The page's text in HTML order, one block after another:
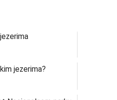
jezerima?